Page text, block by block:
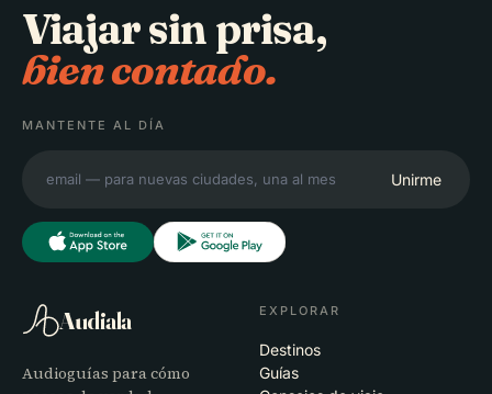
Viajar sin prisa,
bien contado.
MANTENTE AL DÍA
Unirme
Audiala
Audioguías para cómo
EXPLORAR
Destinos
Guías